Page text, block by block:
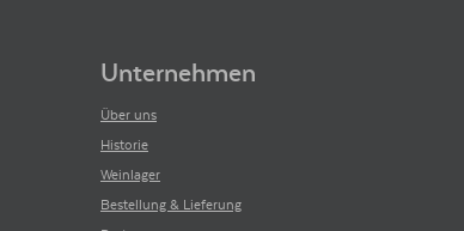
Unternehmen
Über uns
Historie
Weinlager
Bestellung & Lieferung